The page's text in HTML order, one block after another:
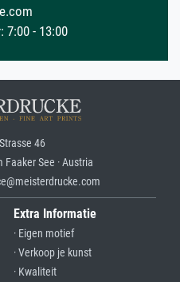
7:00 - 13:00
46
See · Austria
Extra Informatie
· Eigen motief
· Verkoop je kunst
· Kwaliteit